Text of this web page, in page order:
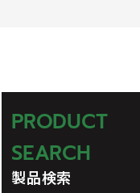
PRODUCT
SEARCH
製品検索